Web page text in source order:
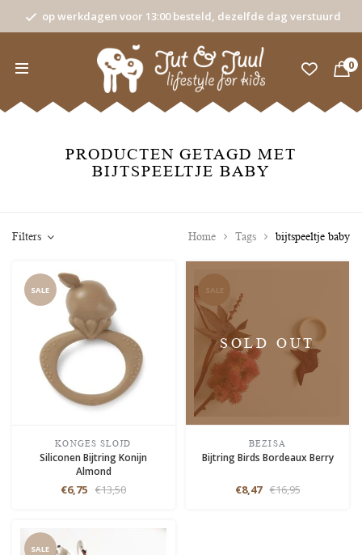
op werkdagen voor 13:00 besteld, dezelfde dag verstuurd
0
PRODUCTEN GETAGD MET
BIJTSPEELTJE BABY
Filters Home Tags bijtspeeltje baby
SALE
KONGES SLOJD
Siliconen Bijtring Konijn
Almond
€6,75 €13,50
SALE
SOLD OUT
BEZISA
Bijtring Birds Bordeaux Berry
€8,47 €16,95
SALE